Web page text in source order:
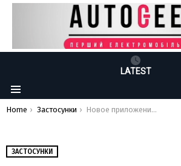
LATEST
Menu
You are here:
Home Застосунки Новое приложение от BMW заменит персонального ассистента
ЗАСТОСУНКИ